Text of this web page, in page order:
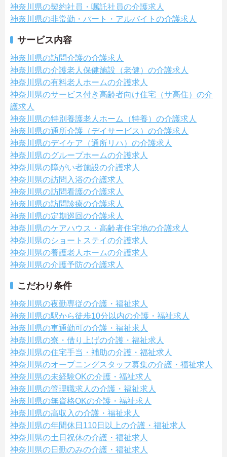
神奈川県の契約社員・嘱託社員の介護求人
神奈川県の非常勤・パート・アルバイトの介護求人
サービス内容
神奈川県の訪問介護の介護求人
神奈川県の介護老人保健施設（老健）の介護求人
神奈川県の有料老人ホームの介護求人
神奈川県のサービス付き高齢者向け住宅（サ高住）の介
護求人
神奈川県の特別養護老人ホーム（特養）の介護求人
神奈川県の通所介護（デイサービス）の介護求人
神奈川県のデイケア（通所リハ）の介護求人
神奈川県のグループホームの介護求人
神奈川県の障がい者施設の介護求人
神奈川県の訪問入浴の介護求人
神奈川県の訪問看護の介護求人
神奈川県の訪問診療の介護求人
神奈川県の定期巡回の介護求人
神奈川県のケアハウス・高齢者住宅地の介護求人
神奈川県のショートステイの介護求人
神奈川県の養護老人ホームの介護求人
神奈川県の介護予防の介護求人
こだわり条件
神奈川県の夜勤専従の介護・福祉求人
神奈川県の駅から徒歩10分以内の介護・福祉求人
神奈川県の車通勤可の介護・福祉求人
神奈川県の寮・借り上げの介護・福祉求人
神奈川県の住宅手当・補助の介護・福祉求人
神奈川県のオープニングスタッフ募集の介護・福祉求人
神奈川県の未経験OKの介護・福祉求人
神奈川県の管理職求人の介護・福祉求人
神奈川県の無資格OKの介護・福祉求人
神奈川県の高収入の介護・福祉求人
神奈川県の年間休日110日以上の介護・福祉求人
神奈川県の土日祝休の介護・福祉求人
神奈川県の日勤のみの介護・福祉求人